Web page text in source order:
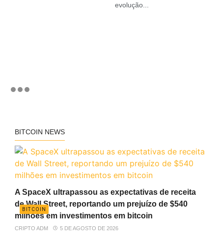
evolução...
BITCOIN NEWS
BITCOIN
A SpaceX ultrapassou as expectativas de receita
de Wall Street, reportando um prejuízo de $540
milhões em investimentos em bitcoin
CRIPTO ADM 5 DE AGOSTO DE 2026